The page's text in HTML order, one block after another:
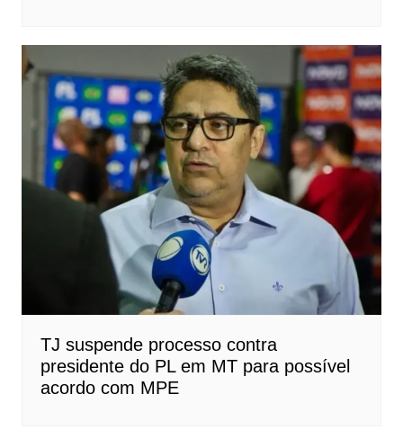
TJ suspende processo contra
presidente do PL em MT para possível
acordo com MPE